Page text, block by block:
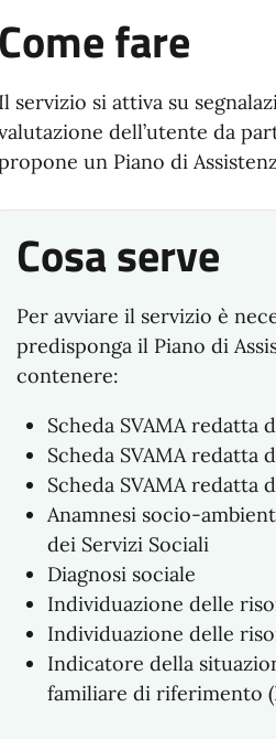
Come fare
Il servizio si attiva su
dell’utente da
un Piano di
Cosa serve
Per avviare il servizio è
predisponga il Piano di
contenere:
Scheda SVAMA redatta
Scheda SVAMA redatta
Scheda SVAMA redatta
Anamnesi socio-
dei Servizi Sociali
Diagnosi sociale
Individuazione delle
Individuazione delle
Indicatore della
familiare di riferimento